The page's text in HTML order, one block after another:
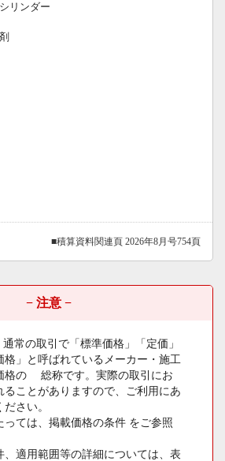
リンダー
■積算資料関連頁 2026年8月号754頁
− 注意 −
常の取引で「標準価格」「定価」
格」と呼ばれているメーカー・施工
格の 総称です。実際の取引にお
ることがありますので、ご利用にあ
さい。
っては、掲載価格の条件 をご参照
、適用範囲等の詳細については、表